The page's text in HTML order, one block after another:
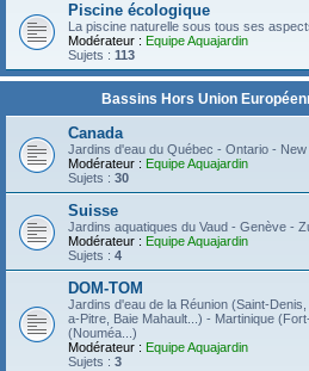
Piscine écologique
La piscine naturelle sous tous ses
Modérateur : Equipe Aquajardin
Sujets : 113
Bassins Hors Union
Canada
Jardins d'eau du Québec - Ontario - New
Modérateur : Equipe Aquajardin
Sujets : 30
Suisse
Jardins aquatiques du Vaud - Genève -
Modérateur : Equipe Aquajardin
Sujets : 4
DOM-TOM
Jardins d'eau de la Réunion (Saint-
a-Pitre, Baie Mahault...) - Martinique
(Nouméa...)
Modérateur : Equipe Aquajardin
Sujets : 3